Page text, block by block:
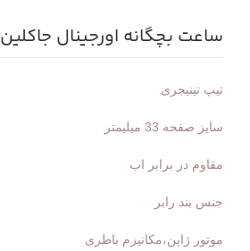
ساعت بچگانه اورجینال جاکلینjacklin
تیپ تینیجری
سایز صفحه 33 میلیمتر
مقاوم در برابر اب
جنس بند رابر
موتور ژاپن،مکانیزم باطری